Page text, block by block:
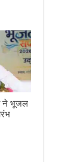
ने भूजल